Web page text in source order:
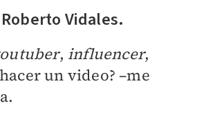
Vidales.
, influencer,
un video? –me